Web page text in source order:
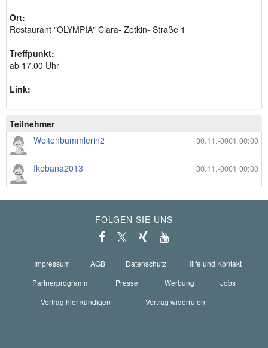
Ort:
Restaurant "OLYMPIA" Clara- Zetkin- Straße 1
Treffpunkt:
ab 17.00 Uhr
Link:
Teilnehmer
30.11.-0001 00:00
Weltenbummlerin2
30.11.-0001 00:00
Ikebana2013
FOLGEN SIE UNS
Impressum AGB Datenschutz
Hilfe und Kontakt
Partnerprogramm
Presse Werbung
Jobs
Vertrag hier kündigen
Vertrag widerrufen